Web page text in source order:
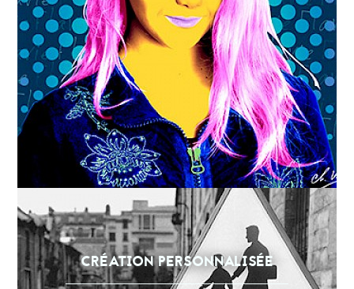
CRÉATION PERSONNALISÉE